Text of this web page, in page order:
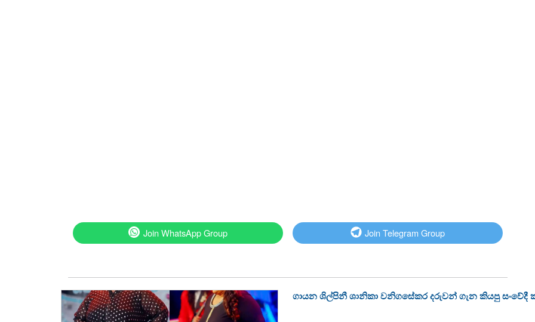
Join WhatsApp Group Join Telegram Group
ගායන ශිල්පිනී ශානිකා වනිගසේකර දරුවන් ගැන කියපු සංවේදී